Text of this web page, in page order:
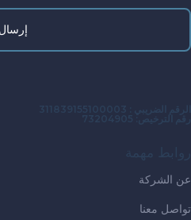
: 311839155100003
73204905
مهمة
الشركة
معنا